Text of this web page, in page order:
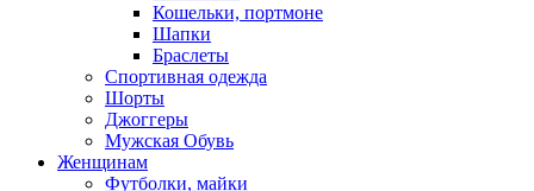
Кошельки, портмоне
Шапки
Браслеты
Спортивная одежда
Шорты
Джоггеры
Мужская Обувь
Женщинам
Футболки, майки